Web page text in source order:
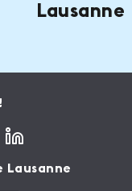
Lausanne
Lausanne